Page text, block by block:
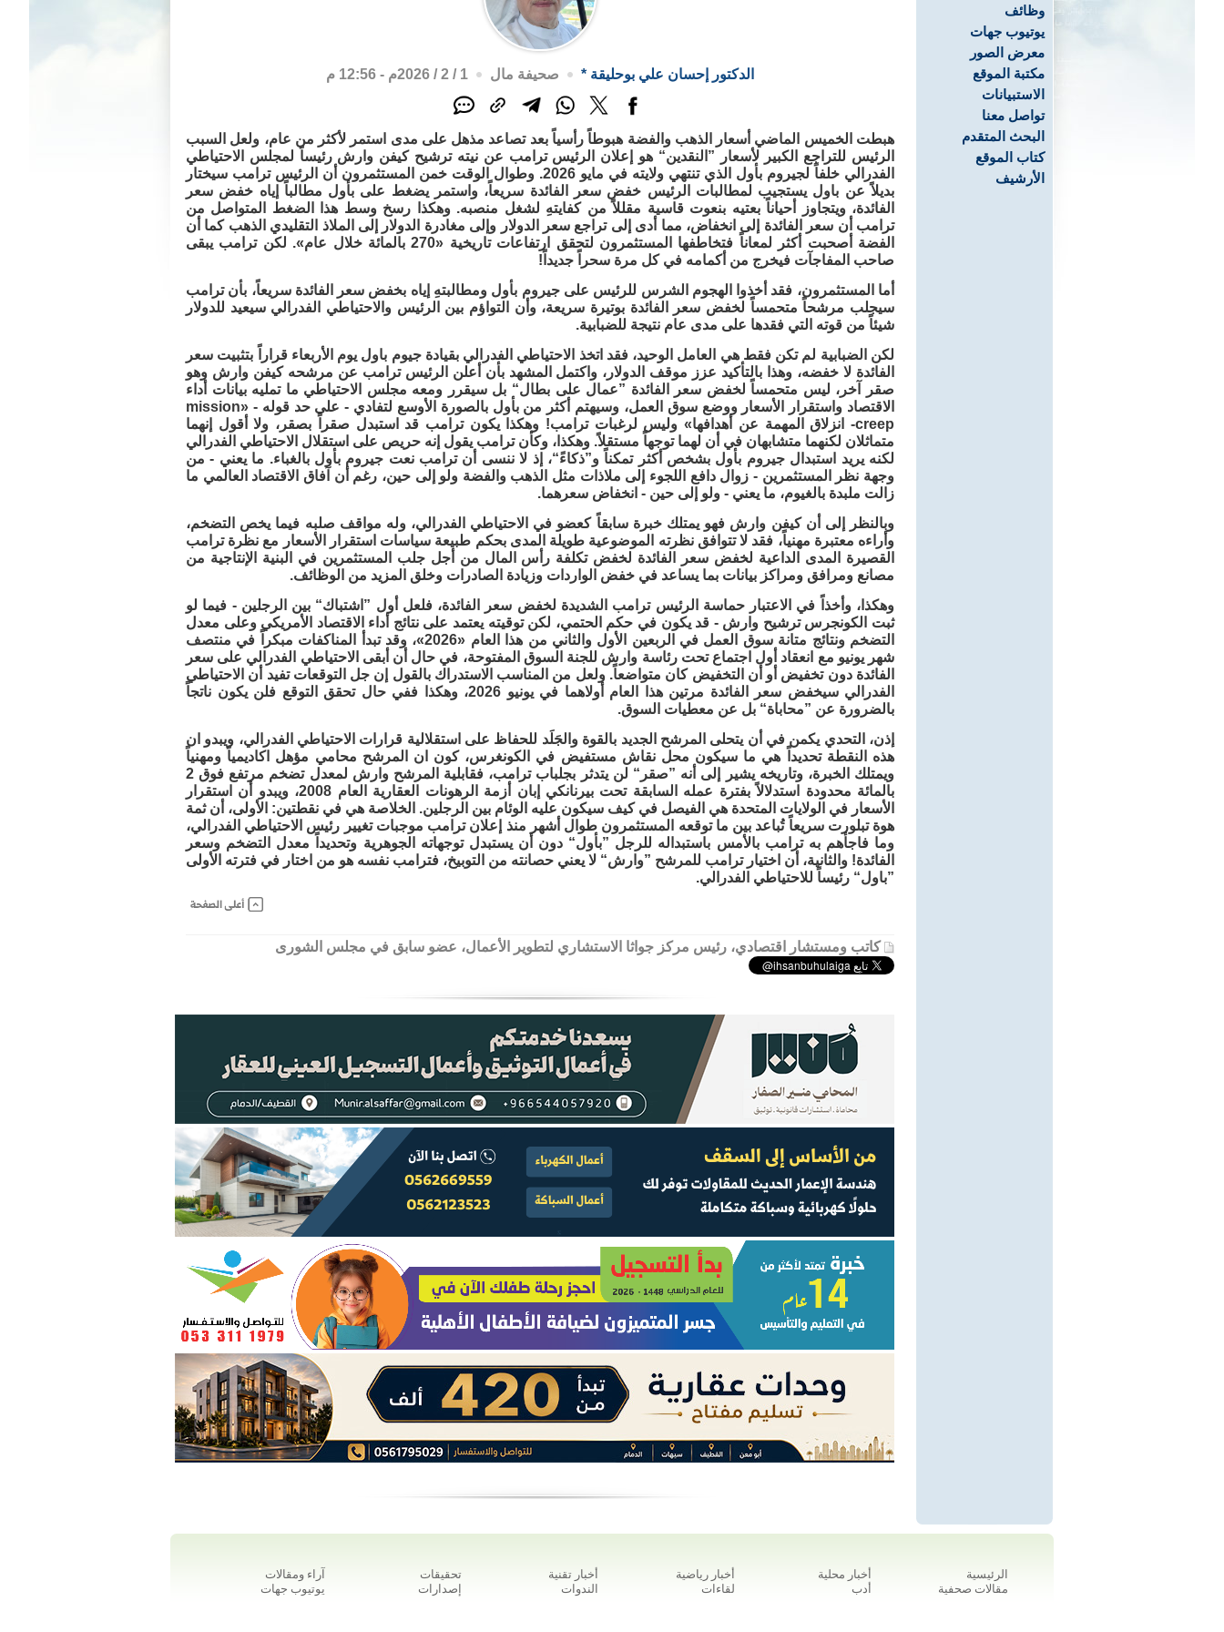
وظائف
يوتيوب جهات
معرض الصور
مكتبة الموقع
الاستبيانات
تواصل معنا
البحث المتقدم
كتاب الموقع
الأرشيف
الدكتور إحسان علي بوحليقة * صحيفة مال 1 / 2 / 2026م - 12:56 م
هبطت الخميس الماضي أسعار الذهب والفضة هبوطاً رأسياً بعد تصاعد مذهل على مدى استمر لأكثر من عام، ولعل السبب
الرئيس للتراجع الكبير لأسعار ”النقدين“ هو إعلان الرئيس ترامب عن نيته ترشيح كيفن وارش رئيساً لمجلس الاحتياطي
الفدرالي خلفاً لجيروم بأول الذي تنتهي ولايته في مايو 2026. وطوال الوقت خمن المستثمرون أن الرئيس ترامب سيختار
بديلاً عن باول يستجيب لمطالبات الرئيس خفض سعر الفائدة سريعاً، واستمر يضغط على بأول مطالباً إياه خفض سعر
الفائدة، ويتجاوز أحياناً بعتيه بنعوت قاسية مقللاً من كفايتهِ لشغل منصبه. وهكذا رسخ وسط هذا الضغط المتواصل من
ترامب أن سعر الفائدة إلى انخفاض، مما أدى إلى تراجع سعر الدولار وإلى مغادرة الدولار إلى الملاذ التقليدي الذهب كما أن
الفضة أصحبت أكثر لمعاناً فتخاطفها المستثمرون لتحقق ارتفاعات تاريخية «270 بالمائة خلال عام». لكن ترامب يبقى
صاحب المفاجآت فيخرج من أكمامه في كل مرة سحراً جديداً!
أما المستثمرون، فقد أخذوا الهجوم الشرس للرئيس على جيروم بأول ومطالبتهِ إياه بخفض سعر الفائدة سريعاً، بأن ترامب
سيجلب مرشحاً متحمساً لخفض سعر الفائدة بوتيرة سريعة، وأن التواؤم بين الرئيس والاحتياطي الفدرالي سيعيد للدولار
شيئاً من قوته التي فقدها على مدى عام نتيجة للضبابية.
لكن الضبابية لم تكن فقط هي العامل الوحيد، فقد اتخذ الاحتياطي الفدرالي بقيادة جيوم باول يوم الأربعاء قراراً بتثبيت سعر
الفائدة لا خفضه، وهذا بالتأكيد عزز موقف الدولار، واكتمل المشهد بأن أعلن الرئيس ترامب عن مرشحه كيفن وارش وهو
صقر آخر، ليس متحمساً لخفض سعر الفائدة ”عمال على بطال“ بل سيقرر ومعه مجلس الاحتياطي ما تمليه بيانات أداء
الاقتصاد واستقرار الأسعار ووضع سوق العمل، وسيهتم أكثر من بأول بالصورة الأوسع لتفادي - على حد قوله - «mission
creep- انزلاق المهمة عن أهدافها» وليس لرغبات ترامب! وهكذا يكون ترامب قد استبدل صقراً بصقر، ولا أقول إنهما
متماثلان لكنهما متشابهان في أن لهما توجهاً مستقلاً. وهكذا، وكأن ترامب يقول إنه حريص على استقلال الاحتياطي الفدرالي
لكنه يريد استبدال جيروم بأول بشخص أكثر تمكناً و”ذكاءً“، إذ لا ننسى أن ترامب نعت جيروم بأول بالغباء. ما يعني - من
وجهة نظر المستثمرين - زوال دافع اللجوء إلى ملاذات مثل الذهب والفضة ولو إلى حين، رغم أن آفاق الاقتصاد العالمي ما
زالت ملبدة بالغيوم، ما يعني - ولو إلى حين - انخفاض سعرهما.
وبالنظر إلى أن كيفن وارش فهو يمتلك خبرة سابقاً كعضو في الاحتياطي الفدرالي، وله مواقف صلبه فيما يخص التضخم،
وأراءه معتبرة مهنياً، فقد لا تتوافق نظرته الموضوعية طويلة المدى بحكم طبيعة سياسات استقرار الأسعار مع نظرة ترامب
القصيرة المدى الداعية لخفض سعر الفائدة لخفض تكلفة رأس المال من أجل جلب المستثمرين في البنية الإنتاجية من
مصانع ومرافق ومراكز بيانات بما يساعد في خفض الواردات وزيادة الصادرات وخلق المزيد من الوظائف.
وهكذا، وأخذاً في الاعتبار حماسة الرئيس ترامب الشديدة لخفض سعر الفائدة، فلعل أول ”اشتباك“ بين الرجلين - فيما لو
ثبت الكونجرس ترشيح وارش - قد يكون في حكم الحتمي، لكن توقيته يعتمد على نتائج أداء الاقتصاد الأمريكي وعلى معدل
التضخم ونتائج متانة سوق العمل في الربعين الأول والثاني من هذا العام «2026»، وقد تبدأ المناكفات مبكراً في منتصف
شهر يونيو مع انعقاد أول اجتماع تحت رئاسة وارش للجنة السوق المفتوحة، في حال أن أبقى الاحتياطي الفدرالي على سعر
الفائدة دون تخفيض أو أن التخفيض كان متواضعاً. ولعل من المناسب الاستدراك بالقول إن جل التوقعات تفيد أن الاحتياطي
الفدرالي سيخفض سعر الفائدة مرتين هذا العام أولاهما في يونيو 2026، وهكذا ففي حال تحقق التوقع فلن يكون ناتجاً
بالضرورة عن ”محاباة“ بل عن معطيات السوق.
إذن، التحدي يكمن في أن يتحلى المرشح الجديد بالقوة والجَلَد للحفاظ على استقلالية قرارات الاحتياطي الفدرالي، ويبدو ان
هذه النقطة تحديداً هي ما سيكون محل نقاش مستفيض في الكونغرس، كون ان المرشح محامي مؤهل اكاديمياً ومهنياً
ويمتلك الخبرة، وتاريخه يشير إلى أنه ”صقر“ لن يتدثر بجلباب ترامب، فقابلية المرشح وارش لمعدل تضخم مرتفع فوق 2
بالمائة محدودة استدلالاً بفترة عمله السابقة تحت بيرنانكي إبان أزمة الرهونات العقارية العام 2008، ويبدو أن استقرار
الأسعار في الولايات المتحدة هي الفيصل في كيف سيكون عليه الوئام بين الرجلين. الخلاصة هي في نقطتين: الأولى، أن ثمة
هوة تبلورت سريعاً تُباعد بين ما توقعه المستثمرون طوال أشهر منذ إعلان ترامب موجبات تغيير رئيس الاحتياطي الفدرالي،
وما فاجأهم به ترامب بالأمس باستبداله للرجل ”بأول“ دون أن يستبدل توجهاته الجوهرية وتحديداً معدل التضخم وسعر
الفائدة! والثانية، أن اختيار ترامب للمرشح ”وارش“ لا يعني حصانته من التوبيخ، فترامب نفسه هو من اختار في فترته الأولى
”باول“ رئيساً للاحتياطي الفدرالي.
كاتب ومستشار اقتصادي، رئيس مركز جواثا الاستشاري لتطوير الأعمال، عضو سابق في مجلس الشورى
الرئيسية أخبار محلية أخبار رياضية أخبار تقنية تحقيقات
آراء ومقالات
مقالات صحفية
أدب لقاءات الندوات إصدارات يوتيوب جهات